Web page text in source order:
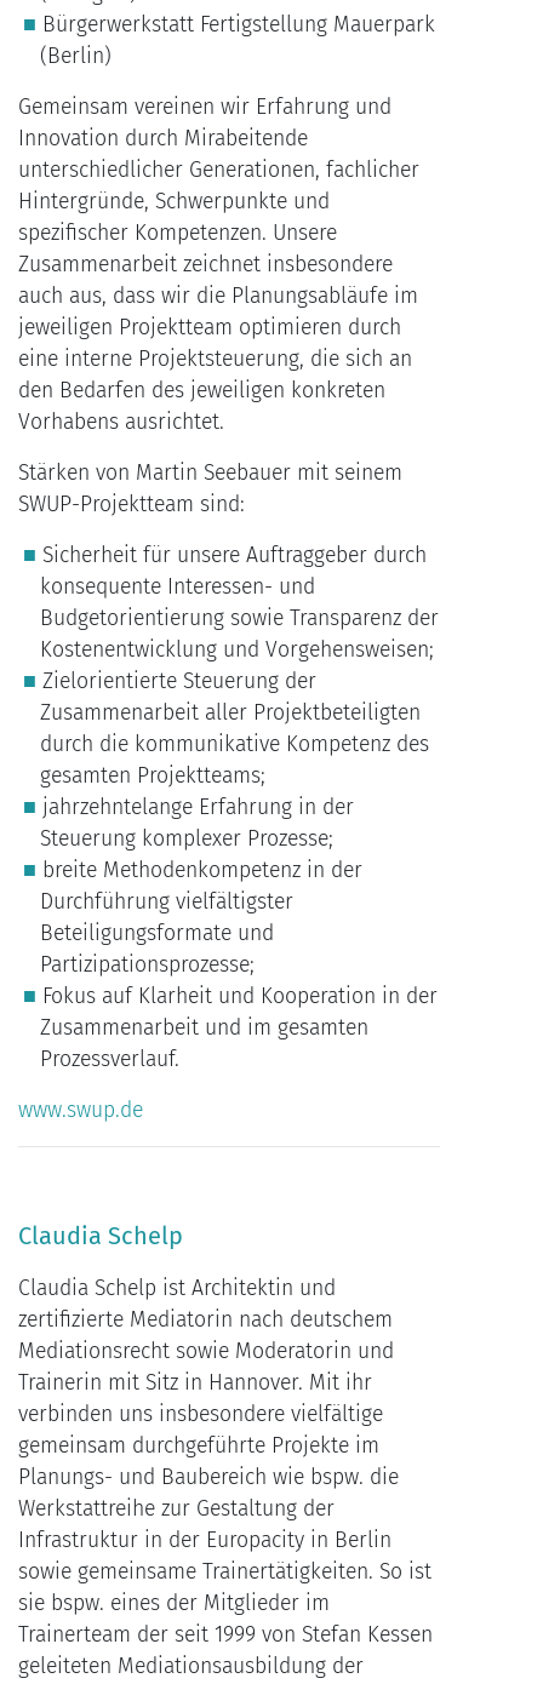
Bürgerwerkstatt Fertigstellung Mauerpark
(Berlin)
Gemeinsam vereinen wir Erfahrung und
Innovation durch Mirabeitende
unterschiedlicher Generationen, fachlicher
Hintergründe, Schwerpunkte und
spezifischer Kompetenzen. Unsere
Zusammenarbeit zeichnet insbesondere
auch aus, dass wir die Planungsabläufe im
jeweiligen Projektteam optimieren durch
eine interne Projektsteuerung, die sich an
den Bedarfen des jeweiligen konkreten
Vorhabens ausrichtet.
Stärken von Martin Seebauer mit seinem
SWUP-Projektteam sind:
Sicherheit für unsere Auftraggeber durch
konsequente Interessen- und
Budgetorientierung sowie Transparenz der
Kostenentwicklung und Vorgehensweisen;
Zielorientierte Steuerung der
Zusammenarbeit aller Projektbeteiligten
durch die kommunikative Kompetenz des
gesamten Projektteams;
jahrzehntelange Erfahrung in der
Steuerung komplexer Prozesse;
breite Methodenkompetenz in der
Durchführung vielfältigster
Beteiligungsformate und
Partizipationsprozesse;
Fokus auf Klarheit und Kooperation in der
Zusammenarbeit und im gesamten
Prozessverlauf.
www.swup.de
Claudia Schelp
Claudia Schelp ist Architektin und
zertifizierte Mediatorin nach deutschem
Mediationsrecht sowie Moderatorin und
Trainerin mit Sitz in Hannover. Mit ihr
verbinden uns insbesondere vielfältige
gemeinsam durchgeführte Projekte im
Planungs- und Baubereich wie bspw. die
Werkstattreihe zur Gestaltung der
Infrastruktur in der Europacity in Berlin
sowie gemeinsame Trainertätigkeiten. So ist
sie bspw. eines der Mitglieder im
Trainerteam der seit 1999 von Stefan Kessen
geleiteten Mediationsausbildung der